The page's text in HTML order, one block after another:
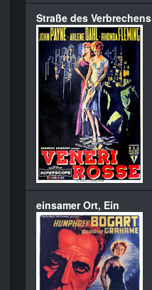
Straße des Verbrechens
einsamer Ort, Ein